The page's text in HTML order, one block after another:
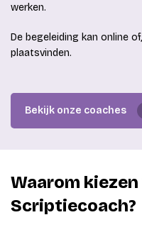
werken.
De begeleiding kan online
plaatsvinden.
Bekijk onze coaches
Waarom
Scriptiecoach?